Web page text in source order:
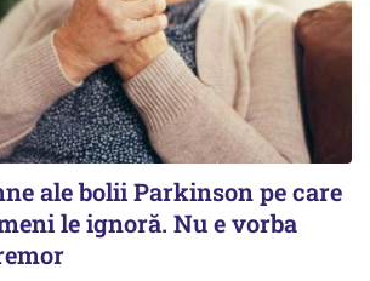
ale bolii Parkinson pe care
le ignoră. Nu e vorba